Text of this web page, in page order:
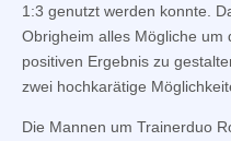
1:3 genutzt werden konnte.
Obrigheim alles Mögliche um
positiven Ergebnis zu
zwei hochkarätige
Die Mannen um Trainerduo